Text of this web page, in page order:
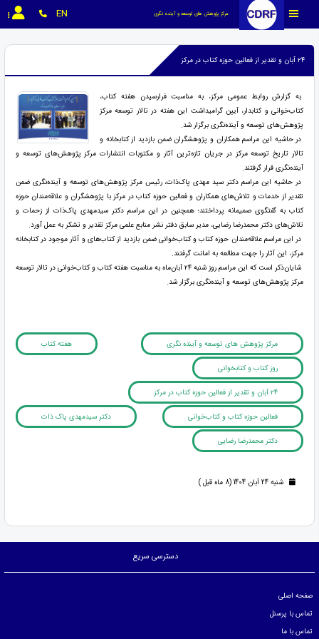
مرکز پژوهش های توسعه و آینده نگری EN
۲۴ آبان و تقدیر از فعالین حوزه کتاب در مرکز
به گزارش روابط عمومی مرکز، به مناسبت فرارسیدن هفته کتاب،
کتاب‌خوانی و کتابدار، آیین گرامیداشت این هفته در تالار توسعه مرکز
پژوهش‌های توسعه و آینده‌نگری برگزار شد.
در حاشیه این مراسم همکاران و پژوهشگران ضمن بازدید از کتابخانه و
تالار تاریخ توسعه مرکز در جریان تازه‌ترین آثار و مکتوبات انتشارات مرکز پژوهش‌های توسعه و
آینده‌نگری قرار گرفتند.
در حاشیه این مراسم دکتر سید مهدی پاک‌ذات، رئیس مرکز پژوهش‌های توسعه و آینده‌نگری ضمن
تقدیر از خدمات و تلاش‌های همکاران و فعالین حوزه کتاب در مرکز با پژوهشگران و علاقه‌مندان حوزه
کتاب به گفتگوی صمیمانه پرداختند؛ همچنین در این مراسم دکتر سیدمهدی پاک‌ذات از زحمات و
تلاش‌های دکتر محمدرضا رضایی، مدیر سابق دفتر نشر منابع علمی مرکز تقدیر و تشکر به عمل آورد.
در این مراسم علاقه‌مندان حوزه کتاب و کتاب‌خوانی ضمن بازدید از کتاب‌های و آثار موجود در کتابخانه
مرکز، این آثار را جهت مطالعه به امانت گرفتند.
شایان‌ذکر است که این مراسم روز شنبه ۲۴ آبان‌ماه به مناسبت هفته کتاب و کتاب‌خوانی در تالار توسعه
مرکز پژوهش‌های توسعه و آینده‌نگری برگزار شد.
مرکز پژوهش های توسعه و آینده نگری هفته کتاب
روز کتاب و کتابخوانی
۲۴ آبان و تقدیر از فعالین حوزه کتاب در مرکز
فعالین حوزه کتاب و کتاب‌خوانی دکتر سیدمهدی پاک ذات
دکتر محمدرضا رضایی
شنبه 24 آبان 1404 (8 ماه قبل )
دسترسی سریع
صفحه اصلی
تماس با پرسنل
تماس با ما